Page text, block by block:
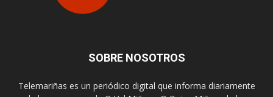
SOBRE NOSOTROS
Telemariñas es un periódico digital que informa diariamente